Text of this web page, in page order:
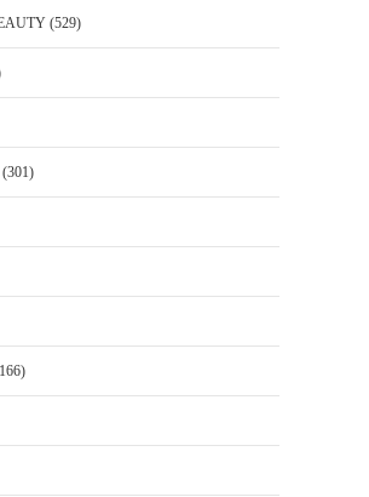
(529)
(301)